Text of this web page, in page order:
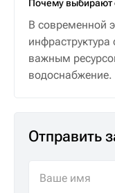
Почему выбирают
В современной
важным
водоснабжение.
Отправить